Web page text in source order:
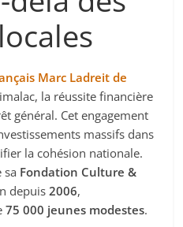
Marc Ladreit de
la réussite financière
général. Cet engagement
massifs dans
la cohésion nationale.
sa Fondation Culture &
depuis2006,
75 000 jeunes modestes.